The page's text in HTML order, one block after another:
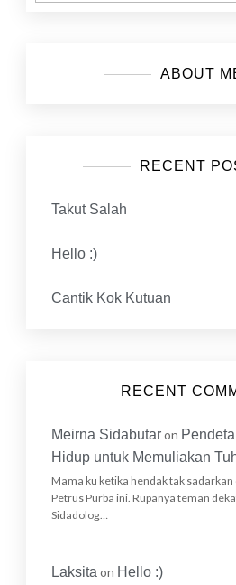
ABOUT
RECENT
Takut Salah
Hello :)
Cantik Kok Kutuan
RECENT
Meirna Sidabutaron
Hidup untuk Memuliakan
Mama ku ketika hendak tak
Petrus Purba ini. Rupanya teman
Sidadolog…
Laksita on Hello :)